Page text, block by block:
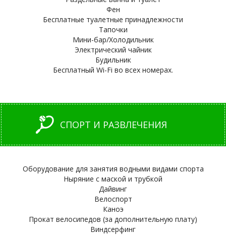
Фен
Бесплатные туалетные принадлежности
Тапочки
Мини-бар/Холодильник
Электрический чайник
Будильник
Бесплатный Wi-Fi во всех номерах.
СПОРТ И РАЗВЛЕЧЕНИЯ
Оборудование для занятия водными видами спорта
Ныряние с маской и трубкой
Дайвинг
Велоспорт
Каноэ
Прокат велосипедов (за дополнительную плату)
Виндсерфинг